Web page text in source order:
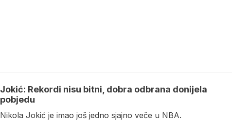
Jokić: Rekordi nisu bitni, dobra odbrana donijela
pobjedu
Nikola Jokić je imao još jedno sjajno veče u NBA.